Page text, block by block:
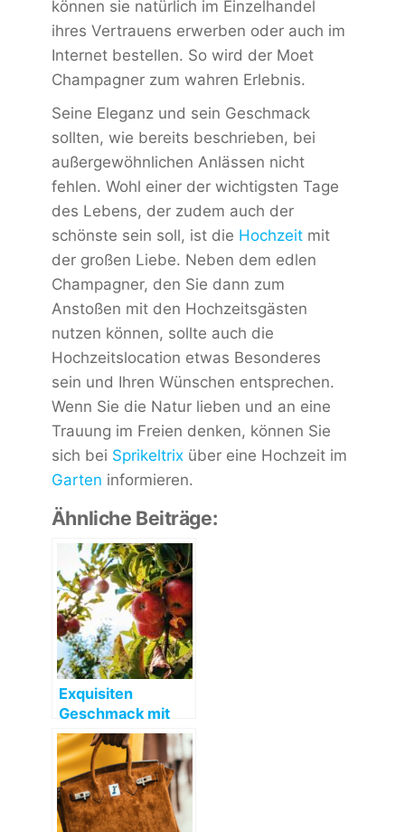
können sie natürlich im Einzelhandel
ihres Vertrauens erwerben oder auch im
Internet bestellen. So wird der Moet
Champagner zum wahren Erlebnis.
Seine Eleganz und sein Geschmack
sollten, wie bereits beschrieben, bei
außergewöhnlichen Anlässen nicht
fehlen. Wohl einer der wichtigsten Tage
des Lebens, der zudem auch der
schönste sein soll, ist die Hochzeitmit
der großen Liebe. Neben dem edlen
Champagner, den Sie dann zum
Anstoßen mit den Hochzeitsgästen
nutzen können, sollte auch die
Hochzeitslocation etwas Besonderes
sein und Ihren Wünschen entsprechen.
Wenn Sie die Natur lieben und an eine
Trauung im Freien denken, können Sie
sich bei Sprikeltrixüber eine Hochzeit im
Garten informieren.
Ähnliche Beiträge:
Exquisiten
Geschmack mit
dem Ziegler
Obstbrand genieß
en